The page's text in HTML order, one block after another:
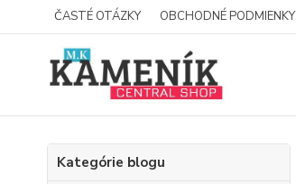
ČASTÉ OTÁZKY OBCHODNÉ PODMIENKY
Kategórie blogu